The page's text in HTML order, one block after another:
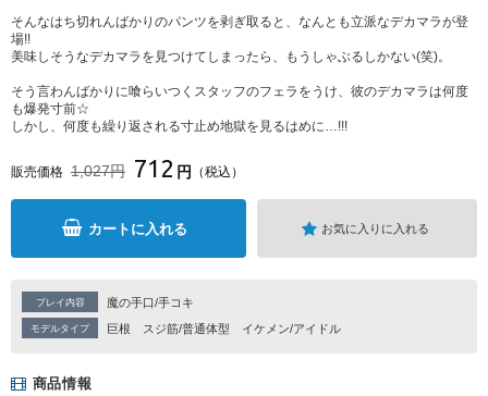
そんなはち切れんばかりのパンツを剥ぎ取ると、なんとも立派なデカマラが登
場!!
美味しそうなデカマラを見つけてしまったら、もうしゃぶるしかない(笑)。
そう言わんばかりに喰らいつくスタッフのフェラをうけ、彼のデカマラは何度
も爆発寸前☆
しかし、何度も繰り返される寸止め地獄を見るはめに…!!!
販売価格 1,027円 712 円 （税込）
カートに入れる お気に入りに入れる
プレイ内容 魔の手口/手コキ
モデルタイプ 巨根 スジ筋/普通体型 イケメン/アイドル
商品情報